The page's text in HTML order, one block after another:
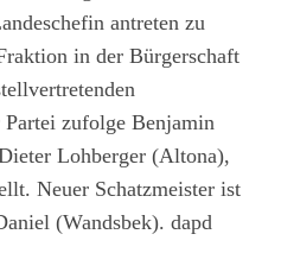
antreten zu
in der Bürgerschaft
zufolge Benjamin
Lohberger (Altona),
Neuer Schatzmeister ist
(Wandsbek). dapd